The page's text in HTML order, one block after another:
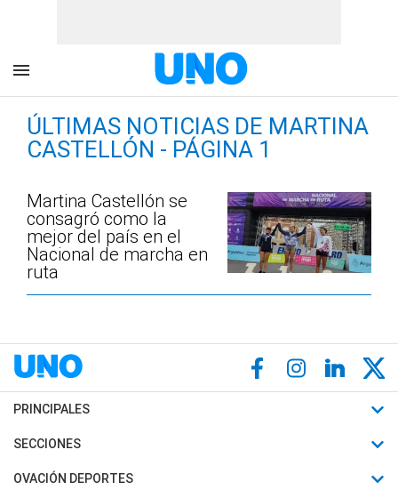
ÚLTIMAS NOTICIAS DE MARTINA
CASTELLÓN - PÁGINA 1
Martina Castellón se
consagró como la
mejor del país en el
Nacional de marcha en
ruta
PRINCIPALES
Últimas Noticias
Política
SECCIONES
Horóscopo
OVACIÓN DEPORTES